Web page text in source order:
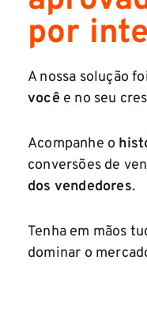
por
A nossa solução
você e no seu
Acompanhe o
conversões de
dos vendedores.
Tenha em mãos
dominar o